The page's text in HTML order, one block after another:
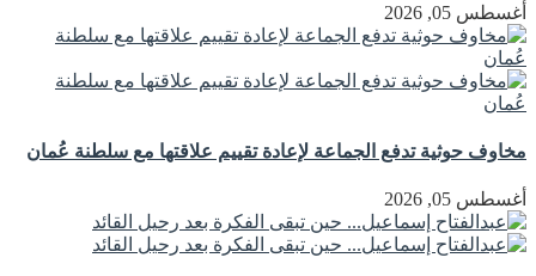
أغسطس 05, 2026
مخاوف حوثية تدفع الجماعة لإعادة تقييم علاقتها مع سلطنة عُمان
أغسطس 05, 2026